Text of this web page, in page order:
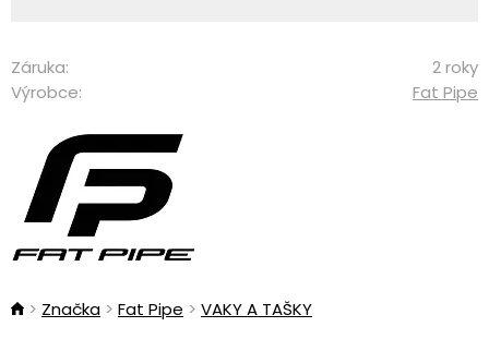
Záruka:
2 roky
Výrobce:
Fat Pipe
Značka Fat Pipe VAKY A TAŠKY